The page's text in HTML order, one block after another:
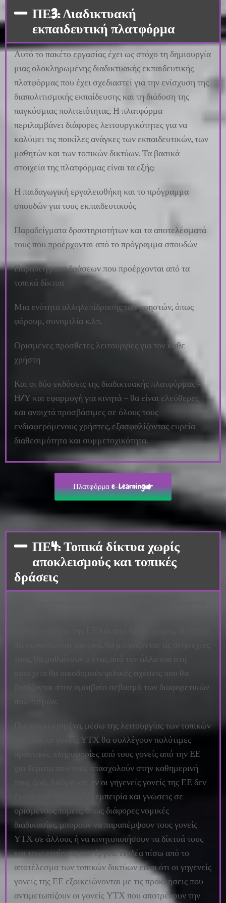
ΠΕ3: Διαδικτυακή
εκπαιδευτική πλατφόρμα
Αυτό το πακέτο εργασίας έχει ως στόχο τη δημιουργία
μιας ολοκληρωμένης διαδικτυακής εκπαιδευτικής
πλατφόρμας που έχει σχεδιαστεί για την ενίσχυση της
διαπολιτισμικής εκπαίδευσης και τη διάδοση της
παγκόσμιας πολιτειότητας. Η πλατφόρμα
περιλαμβάνει διάφορες λειτουργικότητες για να
καλύψει τις ποικίλες ανάγκες των εκπαιδευτικών, των
μαθητών και των τοπικών δικτύων. Τα βασικά
στοιχεία της πλατφόρμας είναι τα εξής:
Η παιδαγωγική εργαλειοθήκη και το πρόγραμμα
σπουδών για τους εκπαιδευτικούς
Παραδείγματα δραστηριοτήτων και τα αποτελέσματά
τους που προέρχονται από το πρόγραμμα σπουδών
Παραδείγματα δράσεων που προέρχονται από τα
τοπικά δίκτυα
Μια ενότητα αλληλεπίδρασης των χρηστών, όπως
φόρουμ, συνομιλία κ.λπ.
Ορισμένες πρόσθετες λειτουργίες για τον κάθε
χρήστη
Και οι δύο εκδόσεις της διαδικτυακής πλατφόρμας –
Η/Υ και εφαρμογή για κινητά – θα είναι ελεύθερες
και ανοιχτά προσβάσιμες σε όλους τους
ενδιαφερόμενους χρήστες, εξασφαλίζοντας ευρεία
διαθεσιμότητα και συμμετοχικότητα.
Πλατφόρμα e-Learning
ΠΕ4: Τοπικά δίκτυα χωρίς
αποκλεισμούς και τοπικές
δράσεις
θα συναντώνται τακτικά, θα μοιράζονται τις ανησυχίες
τους, θα μαθαίνουν ο ένας από τον άλλο και στη
συνέχεια θα οικοδομούν φιλικές σχέσεις που θα
βασίζονται στον αμοιβαίο σεβασμό των διαφορετικών
πολιτισμών.
Πιο συγκεκριμένα, μέσω της λειτουργίας των τοπικών
δικτύων, οι γονείς ΥΤΧ θα συλλέγουν πολύτιμες
πρακτικές πληροφορίες από τους γονείς από την ΕΕ
για θέματα που τους απασχολούν στην καθημερινή
τους ζωή. Ακόμη και αν οι γηγενείς γονείς της ΕΕ δεν
έχουν από πρώτο χέρι εμπειρία και γνώσεις σε
ορισμένους τομείς, όπως διάφορες νομικές
διαδικασίες, μπορούν να παραπέμψουν τους γονείς
ΥΤΧ σε άλλους ή να κινητοποιήσουν τα δίκτυά τους
και τους εταίρους του έργου. Η ιδέα πίσω από το
αποτέλεσμα των τοπικών δικτύων είναι ότι οι γηγενείς
γονείς της ΕΕ εξοικειώνονται με τις προκλήσεις που
αντιμετωπίζουν οι γονείς ΥΤΧ που αποτρέπουν την